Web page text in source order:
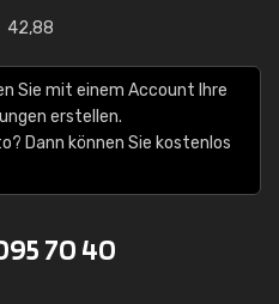
42,88
Sie mit einem Account Ihre
erstellen.
Dann können Sie kostenlos
70 40